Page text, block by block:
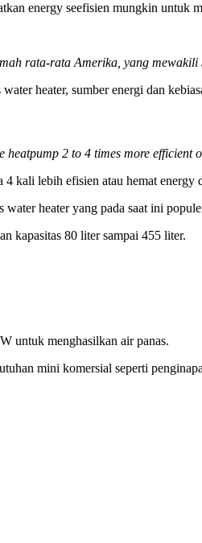
energy seefisien mungkin untuk
rata-rata Amerika, yang
heater, sumber energi dan
2 to 4 times more
kali lebih efisien atau hemat
heater yang pada saat ini
kapasitas 80 liter sampai 455 liter.
untuk menghasilkan air panas.
mini komersial seperti